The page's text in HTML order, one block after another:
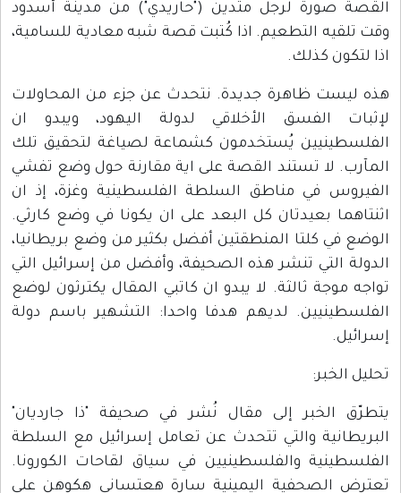
القصة صورة لرجل متدين ("حاريدي") من مدينة أسدود
وقت تلقيه التطعيم. اذا كُتبت قصة شبه معادية للسامية،
اذا لتكون كذلك.
هذه ليست ظاهرة جديدة. نتحدث عن جزء من المحاولات
لإثبات الفسق الأخلاقي لدولة اليهود، ويبدو ان
الفلسطينيين يُستخدمون كشماعة لصياغة لتحقيق تلك
المآرب. لا تستند القصة على اية مقارنة حول وضع تفشي
الفيروس في مناطق السلطة الفلسطينية وغزة، إذ ان
اثنتاهما بعيدتان كل البعد على ان يكونا في وضع كارثي.
الوضع في كلتا المنطقتين أفضل بكثير من وضع بريطانيا،
الدولة التي تنشر هذه الصحيفة، وأفضل من إسرائيل التي
تواجه موجة ثالثة. لا يبدو ان كاتبي المقال يكترثون لوضع
الفلسطينيين. لديهم هدفا واحدا: التشهير باسم دولة
إسرائيل.
تحليل الخبر:
يتطرّق الخبر إلى مقال نُشر في صحيفة "ذا جارديان"
البريطانية والتي تتحدث عن تعامل إسرائيل مع السلطة
الفلسطينية والفلسطينيين في سياق لقاحات الكورونا.
تعترض الصحفية اليمينية سارة هعتساني هكوهن على